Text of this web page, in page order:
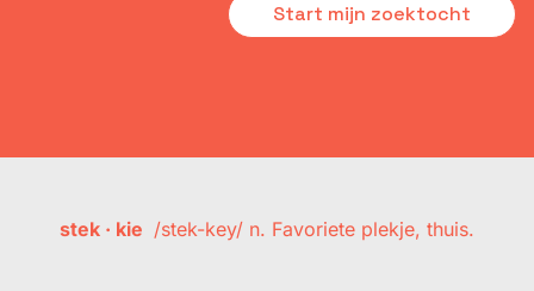
Start mijn zoektocht
stek · kie /stek-key/ n. Favoriete plekje, thuis.